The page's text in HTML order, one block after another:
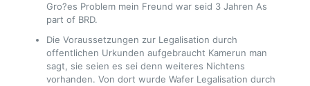
Gro?es Problem mein Freund war seid 3 Jahren As
part of BRD.
Die Voraussetzungen zur Legalisation durch
offentlichen Urkunden aufgebraucht Kamerun man
sagt, sie seien es sei denn weiteres Nichtens
vorhanden. Von dort wurde Wafer Legalisation durch